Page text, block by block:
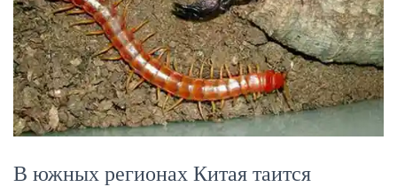
В южных регионах Китая таится